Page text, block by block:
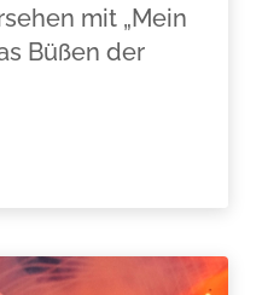
mit „Mein
Büßen der